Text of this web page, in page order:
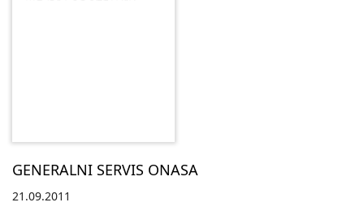
GENERALNI SERVIS ONASA
21.09.2011